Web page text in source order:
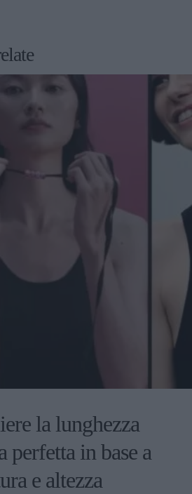
la lunghezza
perfetta in base a
e altezza